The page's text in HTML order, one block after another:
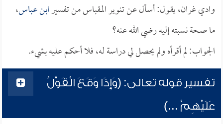
وادي غران، يقول: أسأل عن تنوير المقباس من تفسيرابن عباس،
ما صحة نسبته إليه رضي الله عنه؟
الجواب: لم أقرأه ولم يحصل لي دراسة له، فلا أحكم عليه بشيء.
تفسير قوله تعالى: (وَإِذَا وَقَعَ الْقَوْلُ
عَلَيْهِمْ ...)